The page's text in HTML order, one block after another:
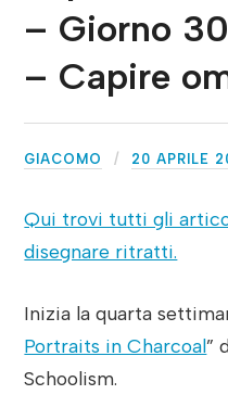
– Giorno
– Capire
GIACOMO 20 APRILE
Qui trovi tutti gli
disegnare ritratti.
Inizia la quarta
Portraits in Charcoal”
Schoolism.